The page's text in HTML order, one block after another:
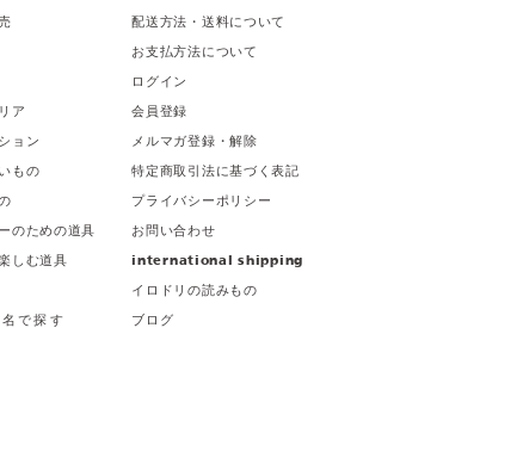
ア
ョン
もの
のための道具
しむ道具
名で探す
配送方法・送料について
お支払方法について
ログイン
会員登録
メルマガ登録・解除
特定商取引法に基づく表記
プライバシーポリシー
お問い合わせ
international shipping
イロドリの読みもの
ブログ